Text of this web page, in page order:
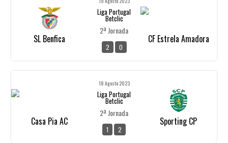
SL Benfica
Liga Portugal
Betclic
2ª Jornada
2 0
CF Estrela Amadora
Casa Pia AC
18 Agosto 2023
Liga Portugal
Betclic
2ª Jornada
1 2
Sporting CP